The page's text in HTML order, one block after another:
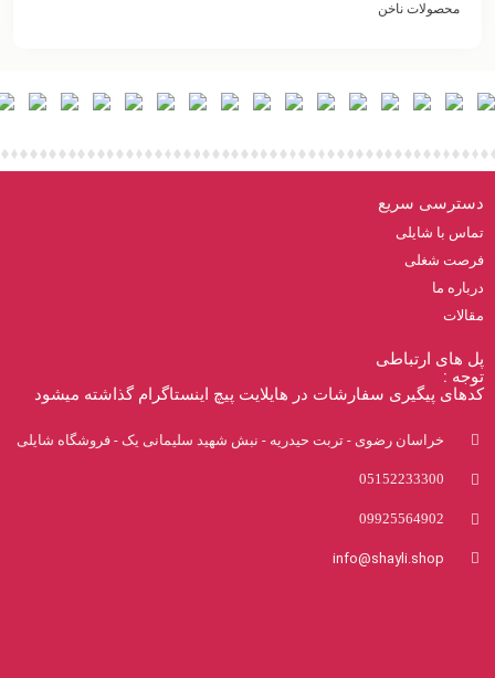
محصولات ناخن
دسترسی سریع
تماس با شایلی
فرصت شغلی
درباره ما
مقالات
پل های ارتباطی
توجه :
کدهای پیگیری سفارشات در هایلایت پیچ اینستاگرام گذاشته میشود
خراسان رضوی - تربت حیدریه - نبش شهید سلیمانی یک - فروشگاه شایلی
05152233300
09925564902
info@shayli.shop